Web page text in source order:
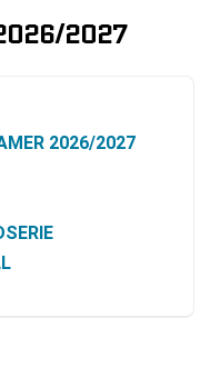
2027
2026/2027